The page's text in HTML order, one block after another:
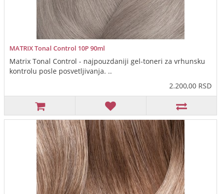
MATRIX Tonal Control 10P 90ml
Matrix Tonal Control - najpouzdaniji gel-toneri za vrhunsku
kontrolu posle posvetljivanja. ..
2.200,00 RSD